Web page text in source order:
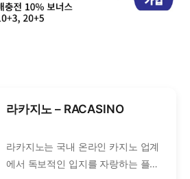
라카지노 – RACASINO
라카지노는 국내 온라인 카지노 업계
에서 독보적인 입지를 자랑하는 플랫